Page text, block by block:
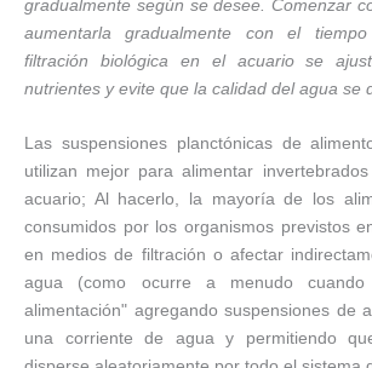
gradualmente según se desee. Comenzar
aumentarla gradualmente con el
filtración biológica en el acuario se
nutrientes y evite que la calidad del agua se
Las suspensiones planctónicas de
utilizan mejor para alimentar
acuario; Al hacerlo, la mayoría de los
consumidos por los organismos previstos
en medios de filtración o afectar
agua (como ocurre a menudo
alimentación" agregando suspensiones de
una corriente de agua y permitiendo